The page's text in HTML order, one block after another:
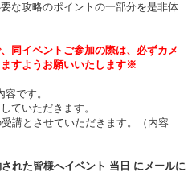
な攻略のポイントの一部分を是非体
同イベントご参加の際は、必ずカメ
すようお願いいたします※
容です。
ていただきます。
講とさせていただきます。（内容
れた皆様へイベント 当日 にメールに